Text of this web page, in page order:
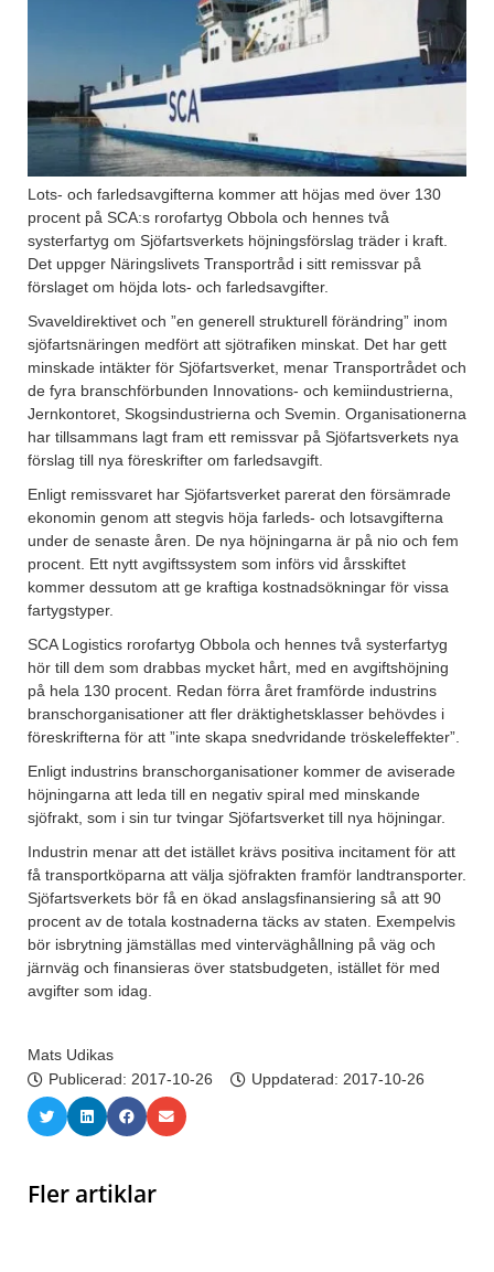
Lots- och farledsavgifterna kommer att höjas med över 130
procent på SCA:s rorofartyg Obbola och hennes två
systerfartyg om Sjöfartsverkets höjningsförslag träder i kraft.
Det uppger Näringslivets Transportråd i sitt remissvar på
förslaget om höjda lots- och farledsavgifter.
Svaveldirektivet och ”en generell strukturell förändring” inom
sjöfartsnäringen medfört att sjötrafiken minskat. Det har gett
minskade intäkter för Sjöfartsverket, menar Transportrådet och
de fyra branschförbunden Innovations- och kemiindustrierna,
Jernkontoret, Skogsindustrierna och Svemin. Organisationerna
har tillsammans lagt fram ett remissvar på Sjöfartsverkets nya
förslag till nya föreskrifter om farledsavgift.
Enligt remissvaret har Sjöfartsverket parerat den försämrade
ekonomin genom att stegvis höja farleds- och lotsavgifterna
under de senaste åren. De nya höjningarna är på nio och fem
procent. Ett nytt avgiftssystem som införs vid årsskiftet
kommer dessutom att ge kraftiga kostnadsökningar för vissa
fartygstyper.
SCA Logistics rorofartyg Obbola och hennes två systerfartyg
hör till dem som drabbas mycket hårt, med en avgiftshöjning
på hela 130 procent. Redan förra året framförde industrins
branschorganisationer att fler dräktighetsklasser behövdes i
föreskrifterna för att ”inte skapa snedvridande tröskeleffekter”.
Enligt industrins branschorganisationer kommer de aviserade
höjningarna att leda till en negativ spiral med minskande
sjöfrakt, som i sin tur tvingar Sjöfartsverket till nya höjningar.
Industrin menar att det istället krävs positiva incitament för att
få transportköparna att välja sjöfrakten framför landtransporter.
Sjöfartsverkets bör få en ökad anslagsfinansiering så att 90
procent av de totala kostnaderna täcks av staten. Exempelvis
bör isbrytning jämställas med vinterväghållning på väg och
järnväg och finansieras över statsbudgeten, istället för med
avgifter som idag.
Mats Udikas
Publicerad: 2017-10-26 Uppdaterad: 2017-10-26
Fler artiklar